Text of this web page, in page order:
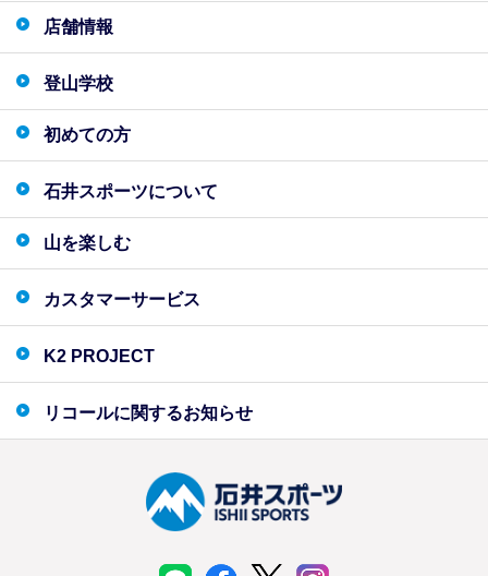
店舗情報
登山学校
初めての方
石井スポーツについて
山を楽しむ
カスタマーサービス
K2 PROJECT
リコールに関するお知らせ